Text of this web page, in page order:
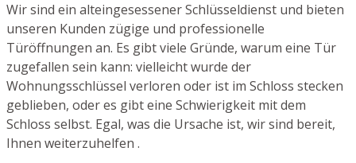
Wir sind ein alteingesessener Schlüsseldienst und bieten
unseren Kunden zügige und professionelle
Türöffnungen an. Es gibt viele Gründe, warum eine Tür
zugefallen sein kann: vielleicht wurde der
Wohnungsschlüssel verloren oder ist im Schloss stecken
geblieben, oder es gibt eine Schwierigkeit mit dem
Schloss selbst. Egal, was die Ursache ist, wir sind bereit,
Ihnen weiterzuhelfen .